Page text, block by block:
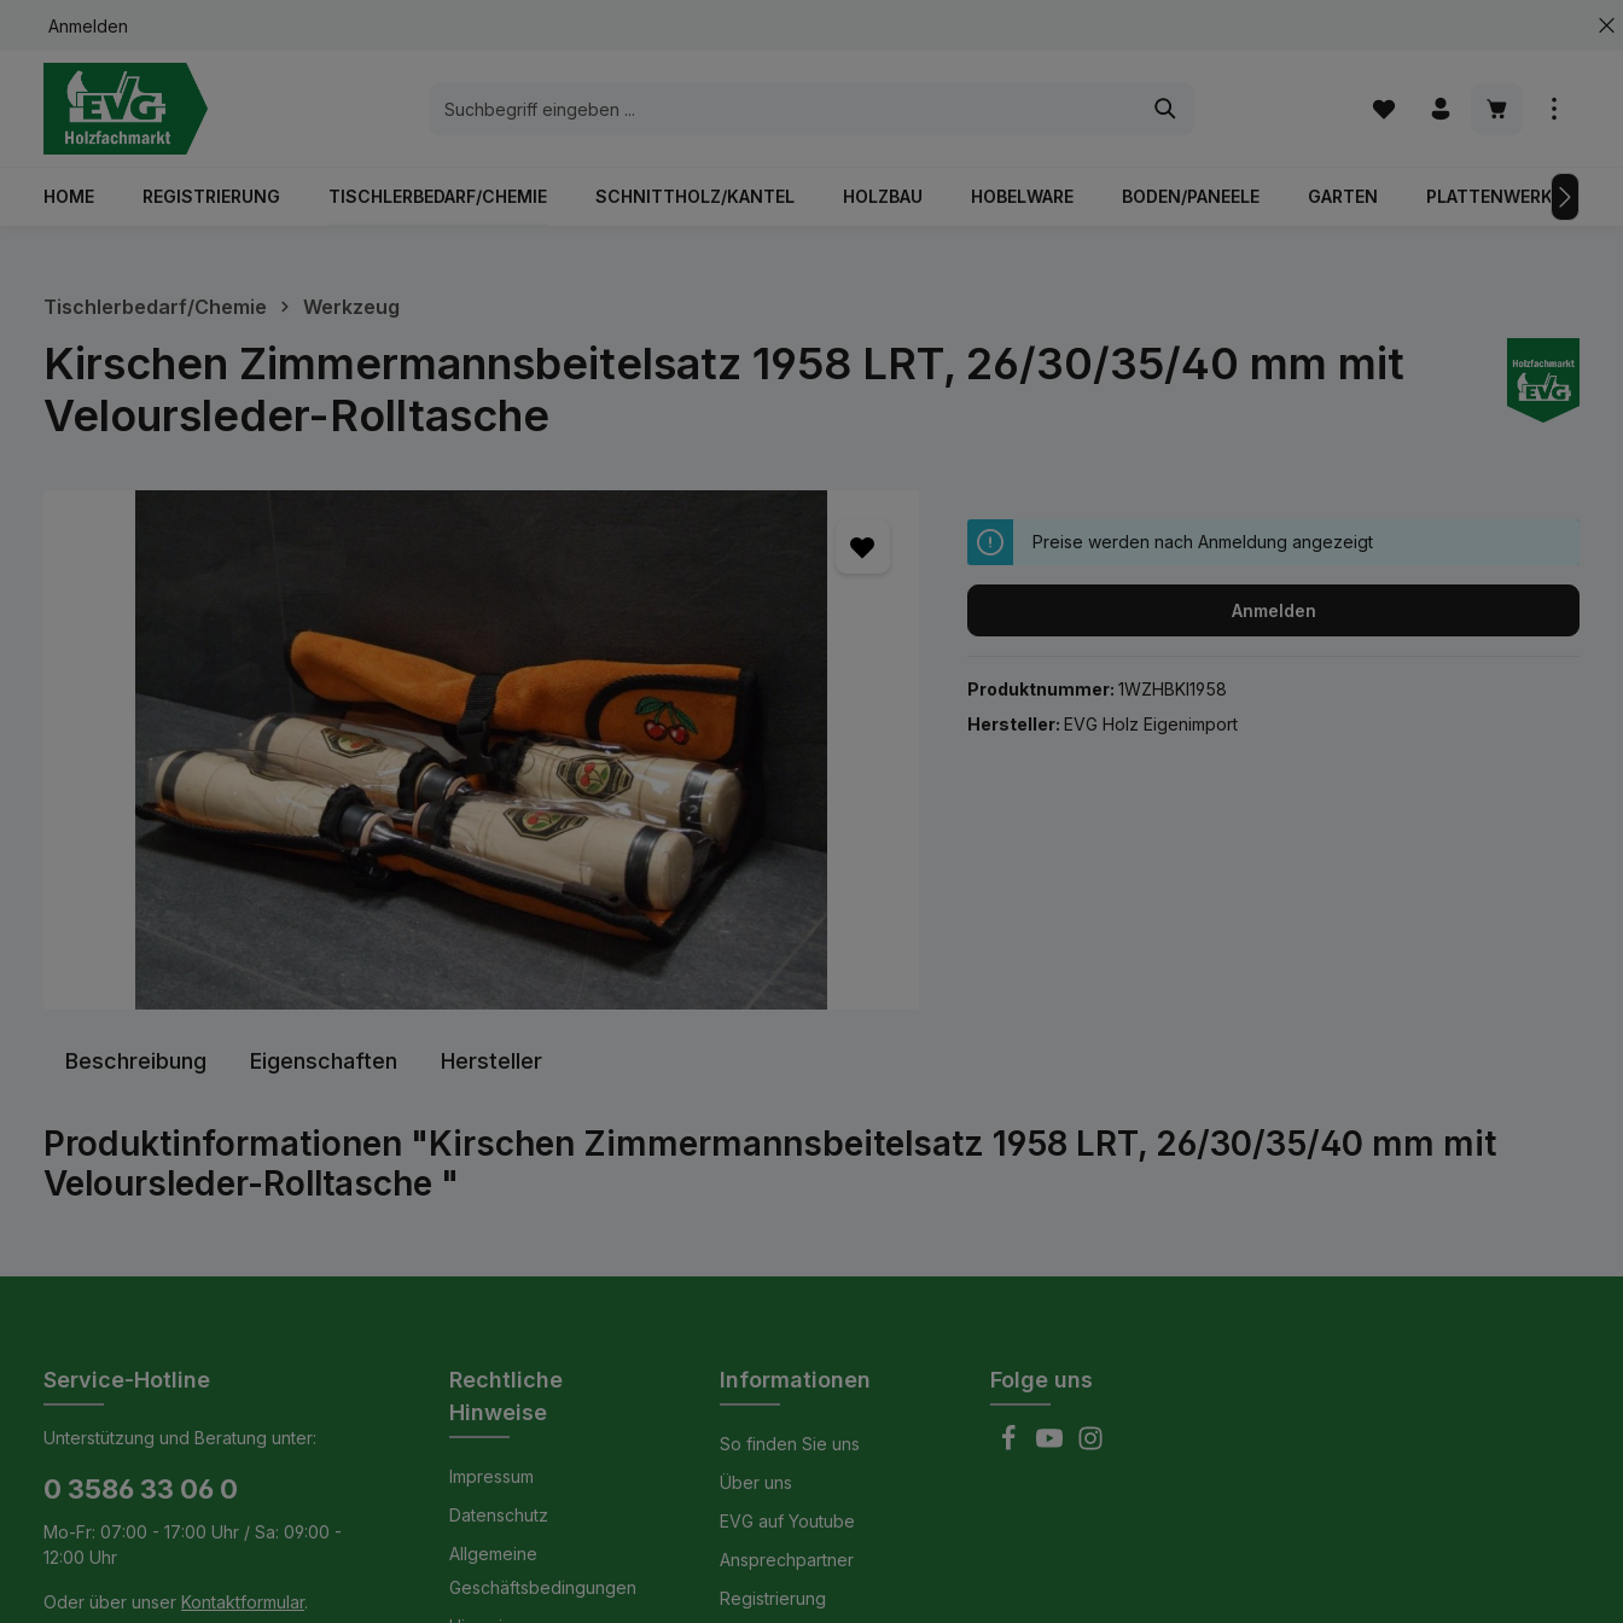
Zur Hauptnavigation springen
Anmelden
Warenkorb
HOME REGISTRIERUNG TISCHLERBEDARF/CHEMIE SCHNITTHOLZ/KANTEL HOLZBAU HOBELWARE BODEN/PANEELE GARTEN PLATTENWERKSTOFFE
Tischlerbedarf/Chemie Werkzeug
Kirschen Zimmermannsbeitelsatz 1958 LRT, 26/30/35/40 mm mit
Veloursleder-Rolltasche
Preise werden nach Anmeldung angezeigt
Anmelden
Produktnummer:1WZHBKI1958
Hersteller:EVG Holz Eigenimport
Beschreibung Eigenschaften Hersteller
Produktinformationen "Kirschen Zimmermannsbeitelsatz 1958 LRT, 26/30/35/40 mm mit
Veloursleder-Rolltasche "
Service-Hotline
Unterstützung und Beratung unter:
0 3586 33 06 0
Mo-Fr: 07:00 - 17:00 Uhr / Sa: 09:00 -
12:00 Uhr
Oder über unser Kontaktformular.
Rechtliche
Hinweise
Impressum
Datenschutz
Allgemeine
Geschäftsbedingungen
Informationen
So finden Sie uns
Über uns
EVG auf Youtube
Ansprechpartner
Registrierung
Folge uns